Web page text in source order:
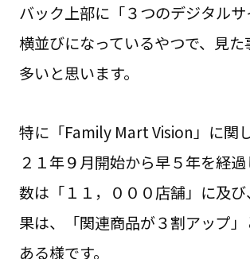
バック上部に「３つのデジタル
横並びになっているやつで、見た
多いと思います。
特に「Family Mart Vision」に関
２１年９月開始から早５年を経
数は「１１，０００店舗」に及
果は、「関連商品が３割アップ
ある様です。